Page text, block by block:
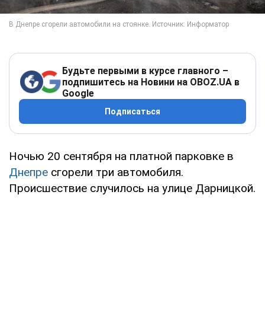
Будьте первыми в курсе главного –
подпишитесь на Новини на OBOZ.UA в
Google
Подписаться
Ночью 20 сентября на платной парковке в
Днепре сгорели три автомобиля.
Происшествие случилось на улице Дарницкой.